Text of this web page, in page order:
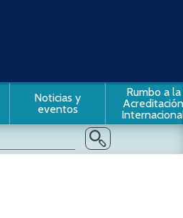
Noticias y
eventos
Rumbo a la
Acreditación